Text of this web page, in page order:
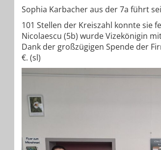
Sophia Karbacher aus der 7a führt
101 Stellen der Kreiszahl konnte sie
Nicolaescu (5b) wurde Vizekönigin
Dank der großzügigen Spende der
€. (sl)